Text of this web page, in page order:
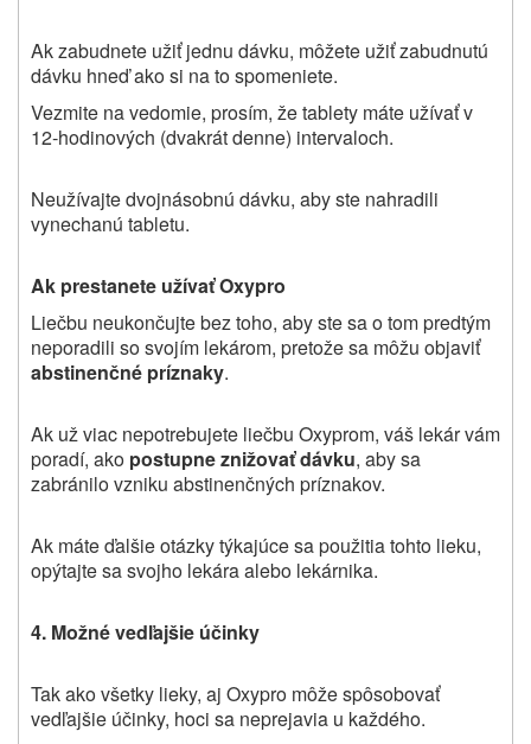
Ak zabudnete užiť jednu dávku, môžete užiť zabudnutú
dávku hneď ako si na to spomeniete.
Vezmite na vedomie, prosím, že tablety máte užívať v
12‑hodinových (dvakrát denne) intervaloch.
Neužívajte dvojnásobnú dávku, aby ste nahradili
vynechanú tabletu.
Ak prestanete užívať Oxypro
Liečbu neukončujte bez toho, aby ste sa o tom predtým
neporadili so svojím lekárom, pretože sa môžu objaviť
abstinenčné príznaky.
Ak už viac nepotrebujete liečbu Oxyprom, váš lekár vám
poradí, ako postupne znižovať dávku, aby sa
zabránilo vzniku abstinenčných príznakov.
Ak máte ďalšie otázky týkajúce sa použitia tohto lieku,
opýtajte sa svojho lekára alebo lekárnika.
4. Možné vedľajšie účinky
Tak ako všetky lieky, aj Oxypro môže spôsobovať
vedľajšie účinky, hoci sa neprejavia u každého.